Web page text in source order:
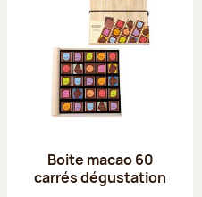
Boite macao 60
carrés dégustation